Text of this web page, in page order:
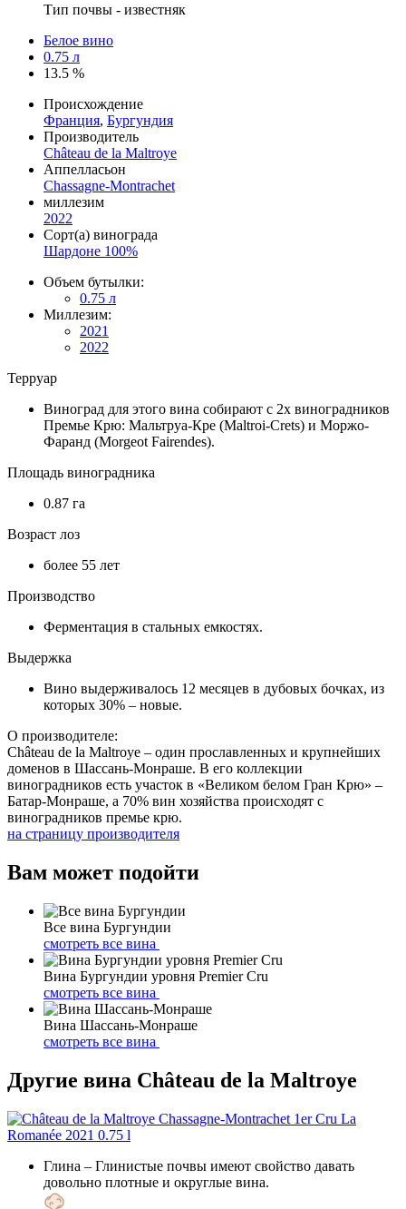
Тип почвы - известняк
Белое вино
0.75 л
13.5 %
Происхождение
Франция, Бургундия
Производитель
Château de la Maltroye
Аппелласьон
Chassagne-Montrachet
миллезим
2022
Сорт(а) винограда
Шардоне 100%
Объем бутылки:
0.75 л
Миллезим:
2021
2022
Терруар
Виноград для этого вина собирают с 2х виноградников
Премье Крю: Мальтруа-Кре (Maltroi-Crets) и Моржо-
Фаранд (Morgeot Fairendes).
Площадь виноградника
0.87 га
Возраст лоз
более 55 лет
Производство
Ферментация в стальных емкостях.
Выдержка
Вино выдерживалось 12 месяцев в дубовых бочках, из
которых 30% – новые.
О производителе:
Château de la Maltroye – один прославленных и крупнейших
доменов в Шассань-Монраше. В его коллекции
виноградников есть участок в «Великом белом Гран Крю» –
Батар-Монраше, а 70% вин хозяйства происходят с
виноградников премье крю.
на страницу производителя
Вам может подойти
Все вина Бургундии
смотреть все вина
Вина Бургундии уровня Premier Cru
смотреть все вина
Вина Шассань-Монраше
смотреть все вина
Другие вина Château de la Maltroye
Глина – Глинистые почвы имеют свойство давать
довольно плотные и округлые вина.